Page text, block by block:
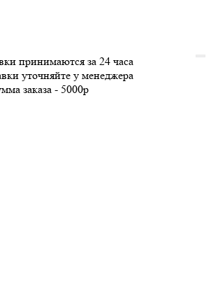
принимаются за 24 часа
уточняйте у менеджера
заказа - 5000р